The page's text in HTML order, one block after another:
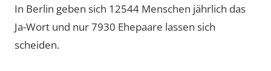
In Berlin geben sich 12544 Menschen jährlich das
Ja-Wort und nur 7930 Ehepaare lassen sich
scheiden.